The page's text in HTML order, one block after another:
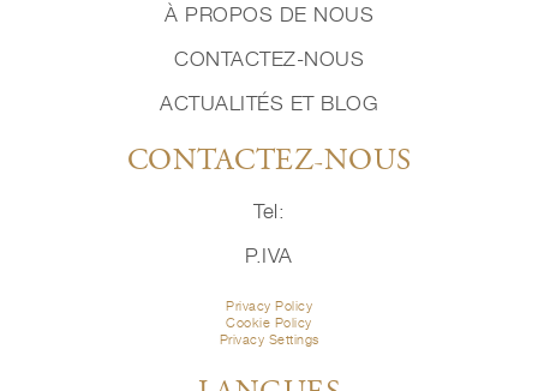
À PROPOS DE NOUS
CONTACTEZ-NOUS
ACTUALITÉS ET BLOG
CONTACTEZ-NOUS
Tel:
P.IVA
Privacy Policy
Cookie Policy
Privacy Settings